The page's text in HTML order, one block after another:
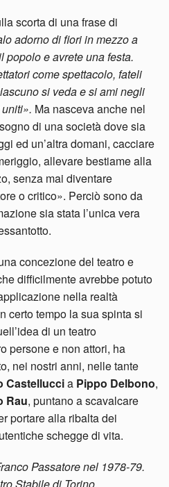
scorta di una frase di
adorno di fiori in mezzo a
popolo e avrete una festa.
come spettacolo, fateli
si veda e si ami negli
Ma nasceva anche nel
di una società dove sia
ed un’altra domani, cacciare
allevare bestiame alla
senza mai diventare
o critico». Perciò sono da
sia stata l’unica vera
concezione del teatro e
difficilmente avrebbe potuto
nella realtà
certo tempo la sua spinta si
di un teatro
persone e non attori, ha
nei nostri anni, nelle tante
Castelluccia Pippo Delbono,
Rau, puntano a scavalcare
portare alla ribalta dei
schegge di vita.
Passatore nel 1978-79.